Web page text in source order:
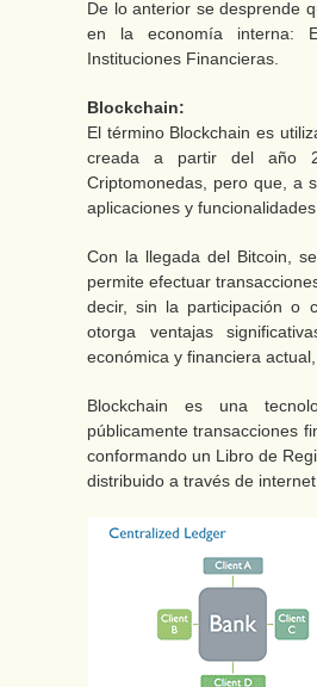
De lo anterior se desprende
en la economía interna:
Instituciones Financieras.
Blockchain:
El término Blockchain es
creada a partir del año
Criptomonedas, pero que, a
aplicaciones y
Con la llegada del Bitcoin,
permite efectuar
decir, sin la participación o
otorga ventajas
económica y financiera
Blockchain es una
públicamente transacciones
conformando un Libro de
distribuido a través de